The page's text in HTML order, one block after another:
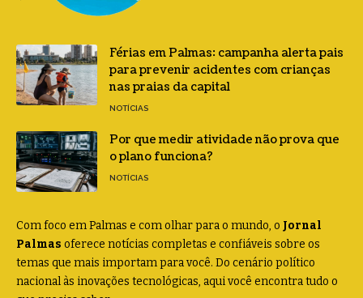
Férias em Palmas: campanha alerta pais
para prevenir acidentes com crianças
nas praias da capital
NOTÍCIAS
Por que medir atividade não prova que
o plano funciona?
NOTÍCIAS
Com foco em Palmas e com olhar para o mundo, o Jornal
Palmas oferece notícias completas e confiáveis sobre os
temas que mais importam para você. Do cenário político
nacional às inovações tecnológicas, aqui você encontra tudo o